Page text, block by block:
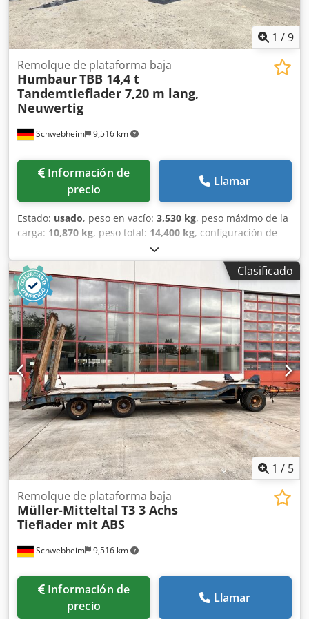
1 /9
Schwebheim 9,516 km
Remolque de plataforma baja
HumbaurTBB 14,4 t
Tandemtieflader 7,20 m lang,
Neuwertig
Información de
precio
Llamar
Estado: usado, peso en vacío: 3,530 kg, peso máximo de la
carga: 10,870 kg, peso total: 14,400 kg, configuración de
10/2025
(TÜV):10/2026, longitud del espacio de carga:7,200 mm,
anchura del espacio de carga:
, amortiguación:
acero, tamaño del neumático:205/65R17,5 129/127J, color:
otro, tipo de engranaje:
, tamaño del neumático
delantero:205/65R17,5 129/127J, tamaño del neumático
trasero:205/65R17,5 129/127J , cabina del conductor:otro,
clase de emisión:ninguno, Equipamiento:ABS, freno de
aire comprimido, Como nuevo, con doble neumático en el
eje, equipado con puntos de anclaje, --salvo errores,
omisiones y modificaciones, imágenes de muestra--, más
datos en: !, más información: ! Credpfx Aezr Sgqsdref
Clasificado
1 / 5
Schwebheim 9,516 km
Remolque de plataforma baja
Müller-Mitteltal T3 3 Achs
Tieflader mit ABS
Información de
precio
Llamar